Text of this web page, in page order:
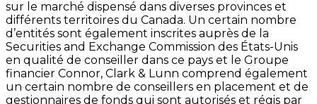
sur le marché dispensé dans diverses provinces et
différents territoires du Canada. Un certain nombre
d’entités sont également inscrites auprès de la
Securities and Exchange Commission des États-Unis
en qualité de conseiller dans ce pays et le Groupe
financier Connor, Clark & Lunn comprend également
un certain nombre de conseillers en placement et de
gestionnaires de fonds qui sont autorisés et régis par